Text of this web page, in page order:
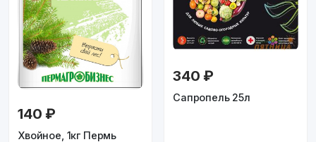
140 ₽
Хвойное, 1кг Пермь
340 ₽
Сапропель 25л